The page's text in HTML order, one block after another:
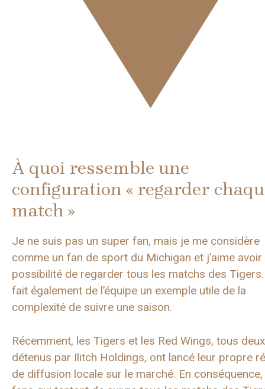
À quoi ressemble une
configuration « regarder
match »
Je ne suis pas un super fan, mais je me considère
comme un fan de sport du Michigan et j’aime avoir
possibilité de regarder tous les matchs des Tigers.
fait également de l’équipe un exemple utile de la
complexité de suivre une saison.
Récemment, les Tigers et les Red Wings, tous deux
détenus par Ilitch Holdings, ont lancé leur propre
de diffusion locale sur le marché. En